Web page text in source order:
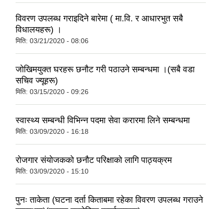
विवरण उपलब्ध गराइदिने बारेमा ( मा.वि. र आधारभुत सबै
विधालयहरू) ।
मिति: 03/21/2020 - 08:06
जाेखिमयुक्त घरहरू छनाैट गरी पठाउने सम्बन्धमा ।(सबै वडा
सचिव ज्यूहरू)
मिति: 03/15/2020 - 09:26
स्वास्थ्य सम्बन्धी विभिन्न पदमा सेवा करारमा लिने सम्बन्धमा
मिति: 03/09/2020 - 16:18
राेजगार संयाेजककाे छनाैट परिक्षाकाे लागि पाठ्यक्रम
मिति: 03/09/2020 - 15:10
पुनः ताकेता (घटना दर्ता किताबमा रहेका विवरण उपलब्ध गराउने